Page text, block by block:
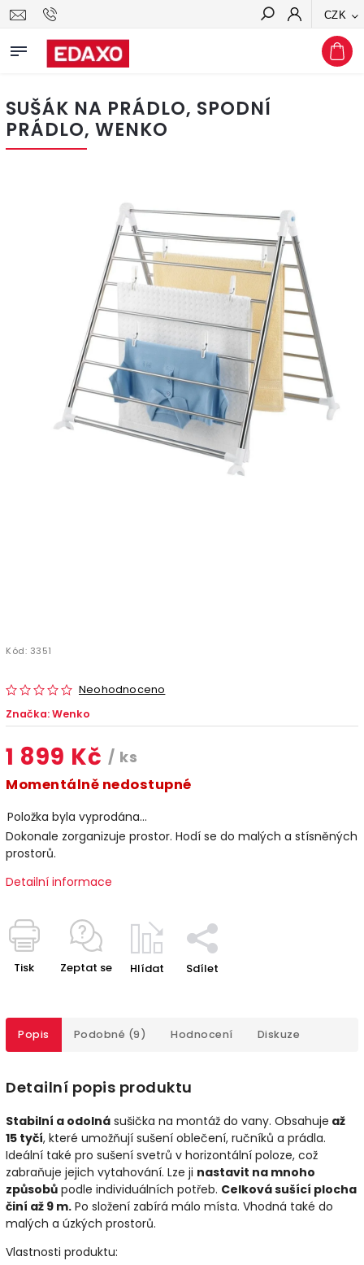
CZK
Hledat
SUŠÁK NA PRÁDLO, SPODNÍ
PRÁDLO, WENKO
Kód: 3351
Neohodnoceno
Značka:Wenko
1 899 Kč / ks
Momentálně nedostupné
Položka byla vyprodána…
Dokonale zorganizuje prostor. Hodí se do malých a stísněných
prostorů.
Detailní informace
Tisk Zeptat se Hlídat Sdílet
Popis Podobné (9) Hodnocení Diskuze
Detailní popis produktu
Stabilní a odolná sušička na montáž do vany. Obsahuje až
15 tyčí, které umožňují sušení oblečení, ručníků a prádla.
Ideální také pro sušení svetrů v horizontální poloze, což
zabraňuje jejich vytahování. Lze ji nastavit na mnoho
způsobů podle individuálních potřeb. Celková sušící plocha
činí až 9 m. Po složení zabírá málo místa. Vhodná také do
malých a úzkých prostorů.
Vlastnosti produktu: